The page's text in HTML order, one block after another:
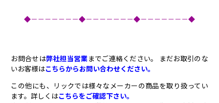
◆－－－－－－－◆－－－－－－－◆－－－－－－－◆
お問合せは弊社担当営業までご連絡ください。 まだお取引のな
いお客様はこちらからお問い合わせください。
この他にも、リックでは様々なメーカーの商品を取り扱ってい
ます。詳しくはこちらをご確認下さい。